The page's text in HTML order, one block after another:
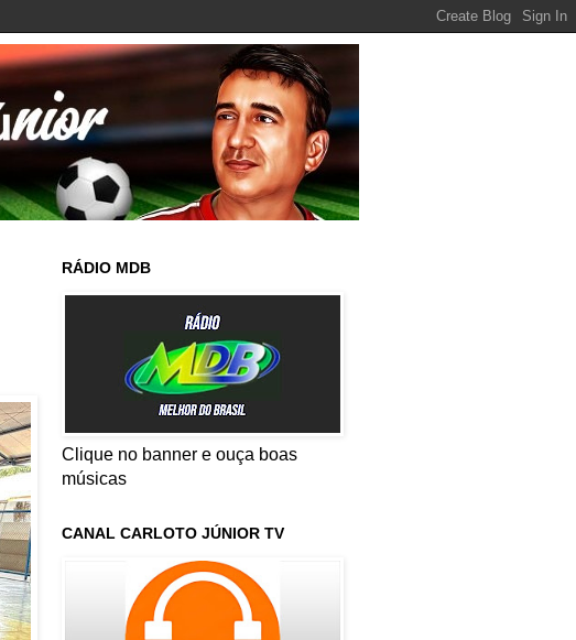
RÁDIO MDB
Clique no banner e ouça boas
músicas
CANAL CARLOTO JÚNIOR TV